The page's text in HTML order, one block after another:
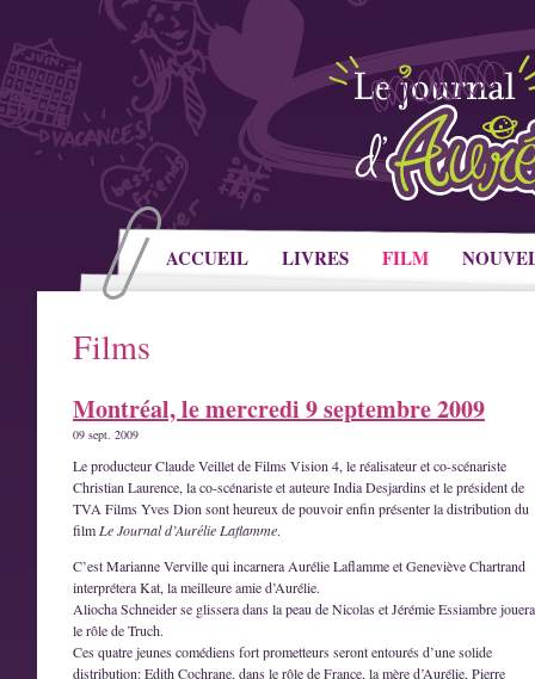
ACCUEIL LIVRES FILM
Films
Montréal, le mercredi 9 septembre 2009
09 sept. 2009
Le producteur Claude Veillet de Films Vision 4, le réalisateur et co-scénariste
Christian Laurence, la co-scénariste et auteure India Desjardins et le président de
TVA Films Yves Dion sont heureux de pouvoir enfin présenter la distribution du
film Le Journal d’Aurélie Laflamme.
C’est Marianne Verville qui incarnera Aurélie Laflamme et Geneviève Chartrand
interprétera Kat, la meilleure amie d’Aurélie.
Aliocha Schneider se glissera dans la peau de Nicolas et Jérémie Essiambre jouera
le rôle de Truch.
Ces quatre jeunes comédiens fort prometteurs seront entourés d’une solide
distribution: Edith Cochrane, dans le rôle de France, la mère d’Aurélie, Pierre